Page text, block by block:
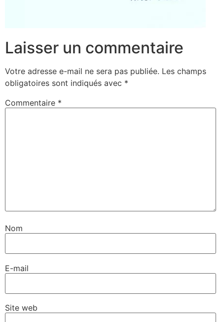
Laisser un commentaire
Votre adresse e-mail ne sera pas publiée. Les champs
obligatoires sont indiqués avec *
Commentaire *
Nom
E-mail
Site web